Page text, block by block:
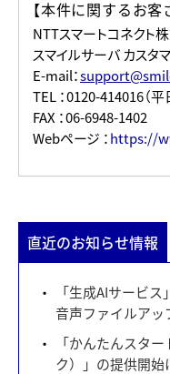
【本件に関するお
NTTスマートコネクト
スマイルサーバ カスタ
E-mail：
TEL ：0120-414016（
FAX ：06-6948-1402
Webページ ：https://
直近のお知らせ情報
「生成AIサービ
音声ファイルアッ
「かんたんスタ
ク）」の提供開始